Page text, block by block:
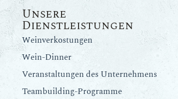
Unsere
Dienstleistungen
Weinverkostungen
Wein-Dinner
Veranstaltungen des Unternehmens
Teambuilding-Programme